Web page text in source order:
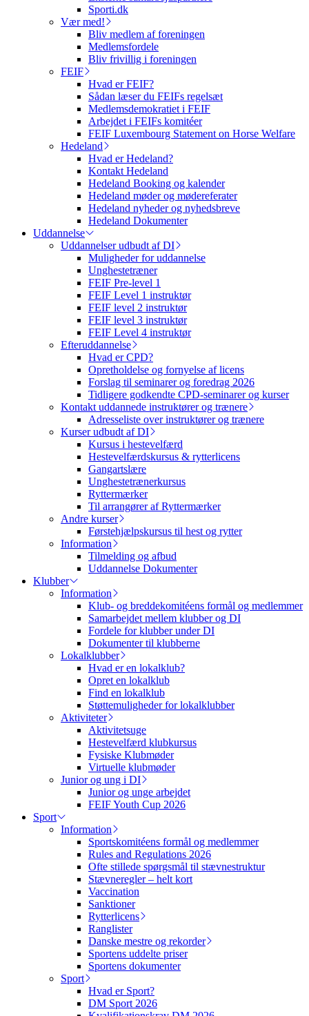
Sporti.dk
Vær med!
Bliv medlem af foreningen
Medlemsfordele
Bliv frivillig i foreningen
FEIF
Hvad er FEIF?
Sådan læser du FEIFs regelsæt
Medlemsdemokratiet i FEIF
Arbejdet i FEIFs komitéer
FEIF Luxembourg Statement on Horse Welfare
Hedeland
Hvad er Hedeland?
Kontakt Hedeland
Hedeland Booking og kalender
Hedeland møder og mødereferater
Hedeland nyheder og nyhedsbreve
Hedeland Dokumenter
Uddannelse
Uddannelser udbudt af DI
Muligheder for uddannelse
Unghestetræner
FEIF Pre-level 1
FEIF Level 1 instruktør
FEIF level 2 instruktør
FEIF level 3 instruktør
FEIF Level 4 instruktør
Efteruddannelse
Hvad er CPD?
Opretholdelse og fornyelse af licens
Forslag til seminarer og foredrag 2026
Tidligere godkendte CPD-seminarer og kurser
Kontakt uddannede instruktører og trænere
Adresseliste over instruktører og trænere
Kurser udbudt af DI
Kursus i hestevelfærd
Hestevelfærdskursus & rytterlicens
Gangartslære
Unghestetrænerkursus
Ryttermærker
Til arrangører af Ryttermærker
Andre kurser
Førstehjælpskursus til hest og rytter
Information
Tilmelding og afbud
Uddannelse Dokumenter
Klubber
Information
Klub- og breddekomitéens formål og medlemmer
Samarbejdet mellem klubber og DI
Fordele for klubber under DI
Dokumenter til klubberne
Lokalklubber
Hvad er en lokalklub?
Opret en lokalklub
Find en lokalklub
Støttemuligheder for lokalklubber
Aktiviteter
Aktivitetsuge
Hestevelfærd klubkursus
Fysiske Klubmøder
Virtuelle klubmøder
Junior og ung i DI
Junior og unge arbejdet
FEIF Youth Cup 2026
Sport
Information
Sportskomitéens formål og medlemmer
Rules and Regulations 2026
Ofte stillede spørgsmål til stævnestruktur
Stævneregler – helt kort
Vaccination
Sanktioner
Rytterlicens
Ranglister
Danske mestre og rekorder
Sportens uddelte priser
Sportens dokumenter
Sport
Hvad er Sport?
DM Sport 2026